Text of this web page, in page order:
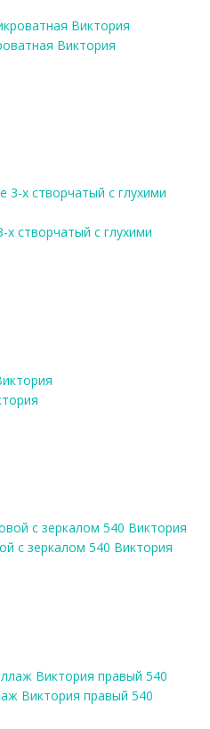
Виктория
створчатый с глухими
с зеркалом 540 Виктория
Виктория правый 540